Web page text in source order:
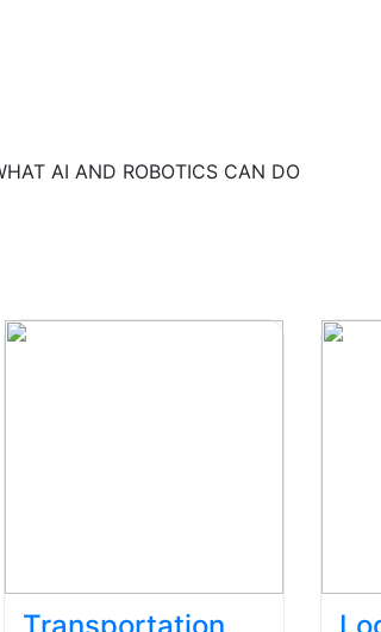
AI AND ROBOTICS CAN DO